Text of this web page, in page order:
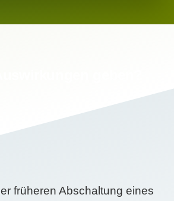
früheren Abschaltung eines